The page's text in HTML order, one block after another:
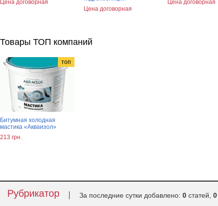
Цена договорная
Цена договорная
Цена договорная
Товары ТОП компаний
топ
Битумная холодная
мастика «Акваизол»
213 грн.
Рубрикатор За последние сутки добавлено: 0 статей, 0